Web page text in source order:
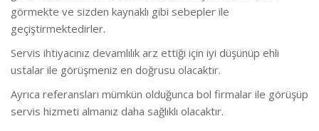
görmekte ve sizden kaynaklı gibi sebepler ile
geçiştirmektedirler.
Servis ihtiyacınız devamlılık arz ettiği için iyi düşünüp ehli
ustalar ile görüşmeniz en doğrusu olacaktır.
Ayrıca referansları mümkün olduğunca bol firmalar ile görüşüp
servis hizmeti almanız daha sağlıklı olacaktır.